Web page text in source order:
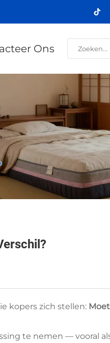
Ons
kopers zich stellen:
te nemen — vooral